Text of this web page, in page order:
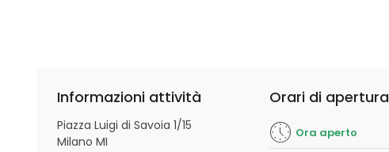
Informazioni attività
Piazza Luigi di Savoia 1/15
Milano MI
Orari di apertura
Ora aperto